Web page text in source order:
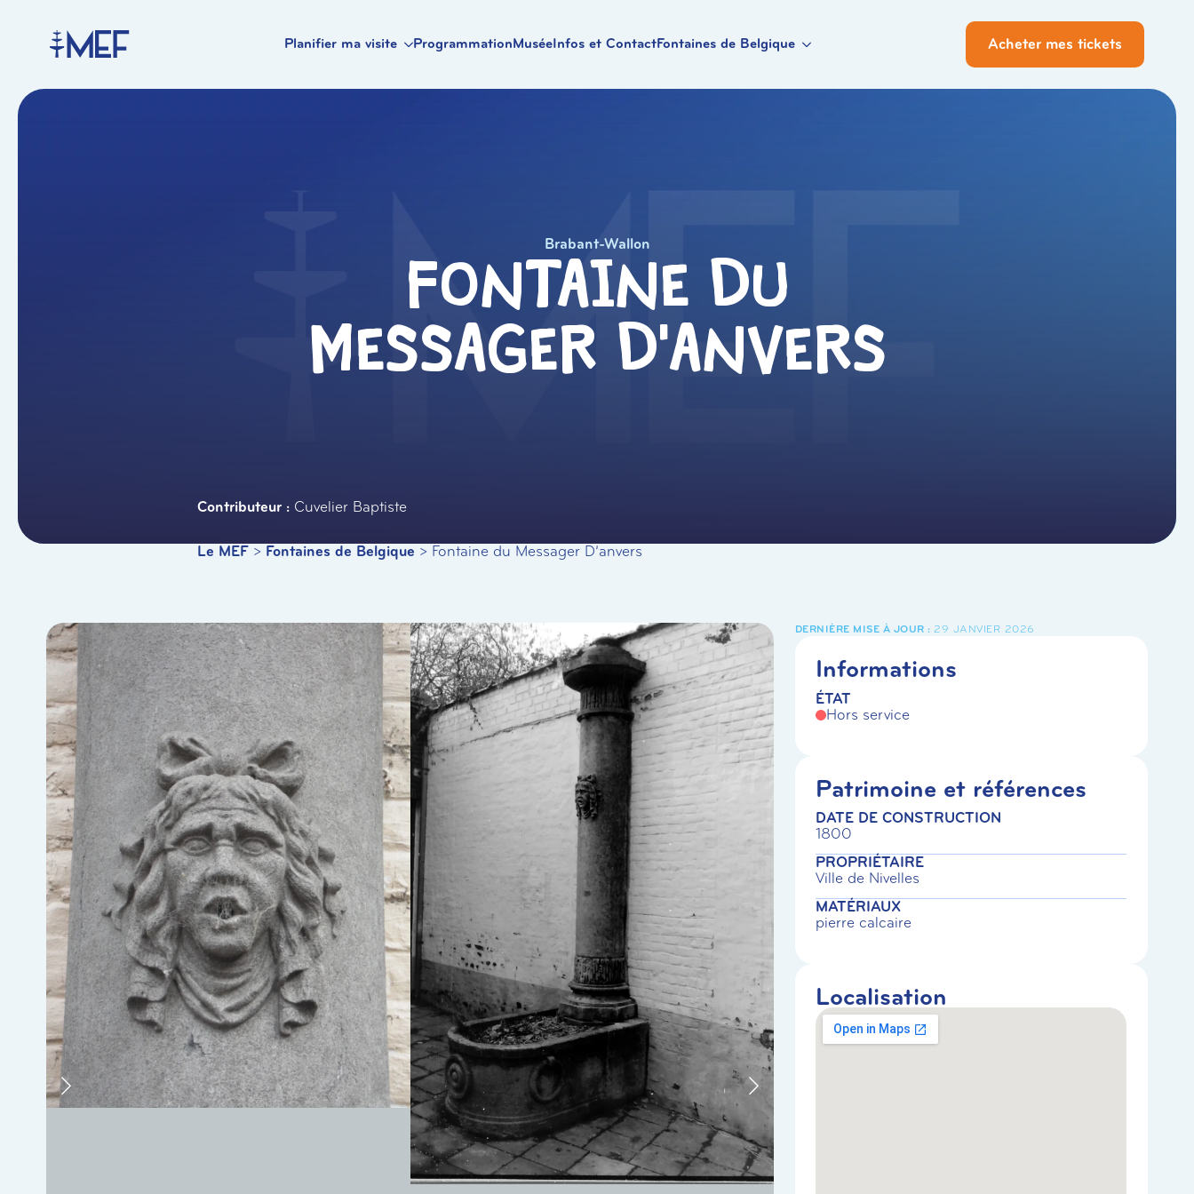
Planifier ma visite ProgrammationMuséeInfos et ContactFontaines de Belgique Acheter mes tickets
Brabant-Wallon
Fontaine du
Messager D’anvers
Cuvelier Baptiste
Le MEF > Fontaines de Belgique > Fontaine du Messager D’anvers
29 JANVIER 2026
Informations
ÉTAT
Hors service
Patrimoine et références
DATE DE CONSTRUCTION
1800
PROPRIÉTAIRE
Ville de Nivelles
MATÉRIAUX
pierre calcaire
Localisation